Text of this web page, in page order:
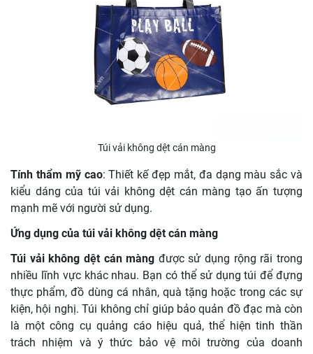
Túi vải không dệt cán màng
Tính thẩm mỹ cao: Thiết kế đẹp mắt, đa dạng màu sắc và
kiểu dáng của túi vải không dệt cán màng tạo ấn tượng
mạnh mẽ với người sử dụng.
Ứng dụng của túi vải không dệt cán màng
Túi vải không dệt cán màng được sử dụng rộng rãi trong
nhiều lĩnh vực khác nhau. Bạn có thể sử dụng túi để đựng
thực phẩm, đồ dùng cá nhân, quà tặng hoặc trong các sự
kiện, hội nghị. Túi không chỉ giúp bảo quản đồ đạc mà còn
là một công cụ quảng cáo hiệu quả, thể hiện tinh thần
trách nhiệm và ý thức bảo vệ môi trường của doanh